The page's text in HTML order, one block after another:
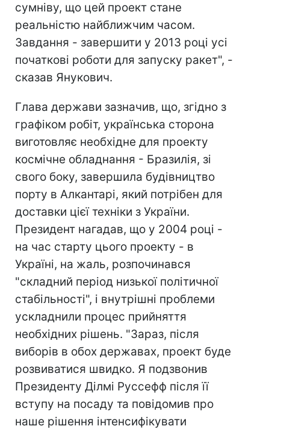
сумніву, що цей проект стане
реальністю найближчим часом.
Завдання - завершити у 2013 році усі
початкові роботи для запуску ракет", -
сказав Янукович.
Глава держави зазначив, що, згідно з
графіком робіт, українська сторона
виготовляє необхідне для проекту
космічне обладнання - Бразилія, зі
свого боку, завершила будівництво
порту в Алкантарі, який потрібен для
доставки цієї техніки з України.
Президент нагадав, що у 2004 році -
на час старту цього проекту - в
Україні, на жаль, розпочинався
"складний період низької політичної
стабільності", і внутрішні проблеми
ускладнили процес прийняття
необхідних рішень. "Зараз, після
виборів в обох державах, проект буде
розвиватися швидко. Я подзвонив
Президенту Ділмі Руссефф після її
вступу на посаду та повідомив про
наше рішення інтенсифікувати